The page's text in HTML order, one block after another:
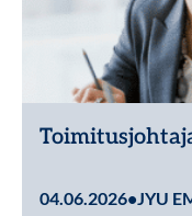
04.06.2026•JYU